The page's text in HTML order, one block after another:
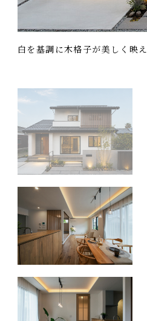
白を基調に木格子が美しく映